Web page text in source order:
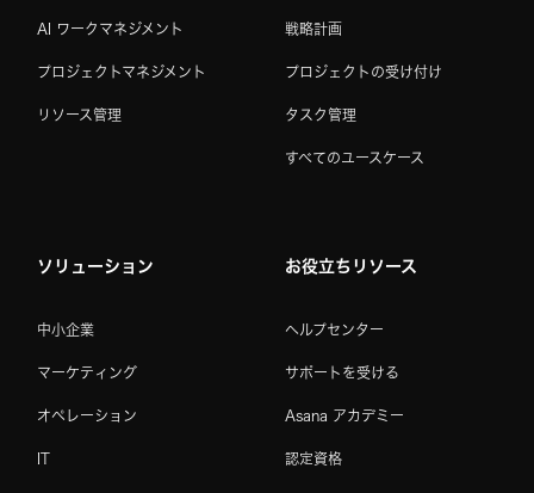
AI ワークマネジメント
プロジェクトマネジメント
リソース管理
戦略計画
プロジェクトの受け付け
タスク管理
すべてのユースケース
ソリューション
中小企業
マーケティング
オペレーション
IT
お役立ちリソース
ヘルプセンター
サポートを受ける
Asana アカデミー
認定資格